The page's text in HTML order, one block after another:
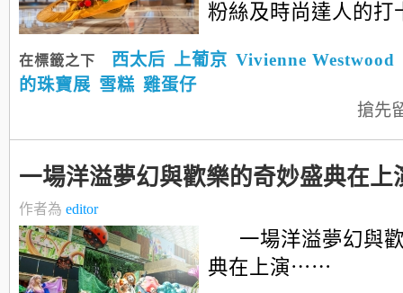
粉絲及時尚達人的
在標籤之下 西太后 上葡京 Vivienne Westwood
的珠寶展 雪糕 雞蛋仔
搶先
一場洋溢夢幻與歡樂的奇妙盛典在上
作者為 editor
一場洋溢夢幻與
典在上演⋯⋯